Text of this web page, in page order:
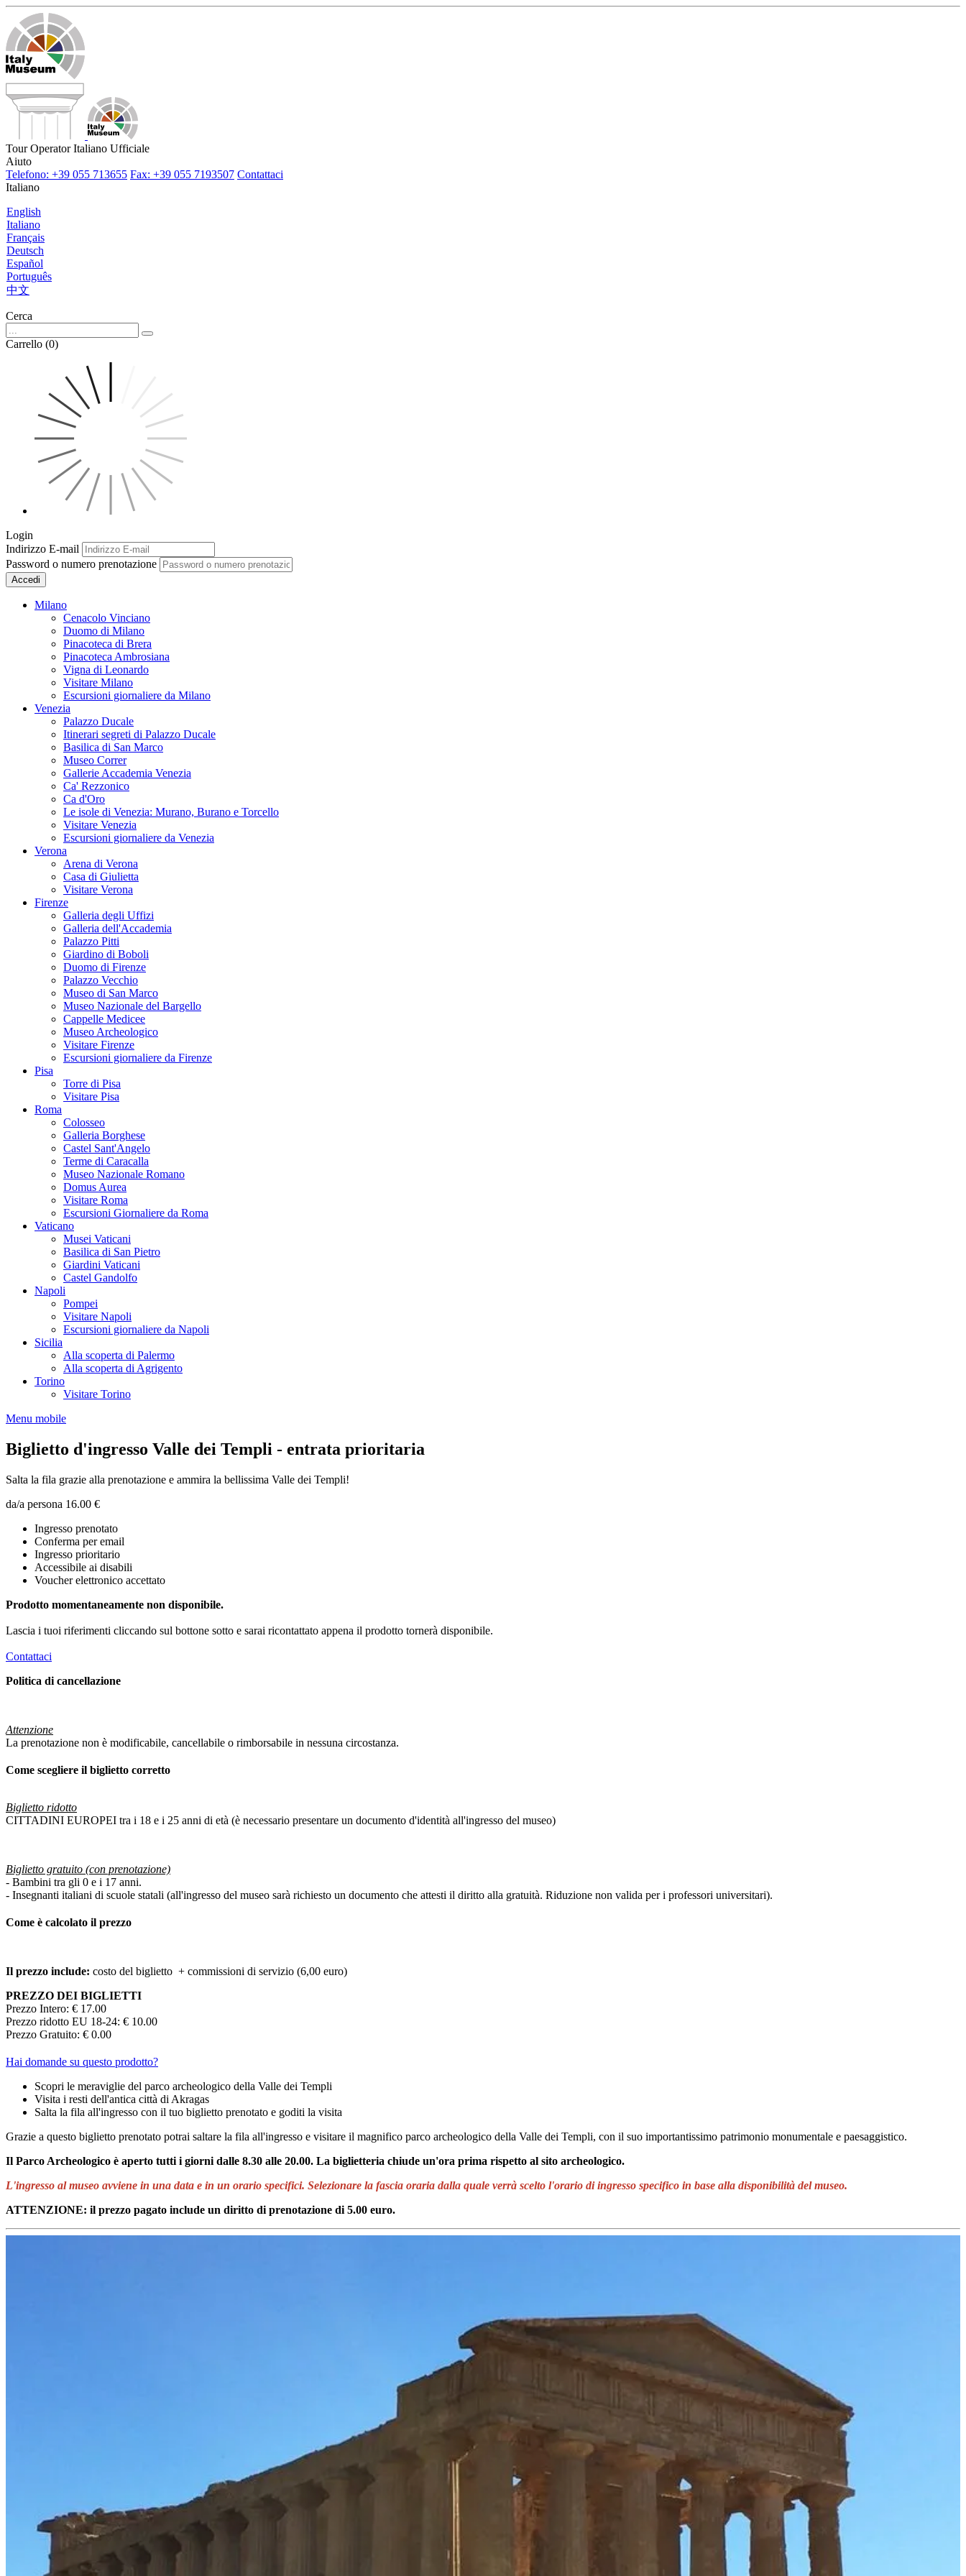
Tour Operator Italiano Ufficiale
Aiuto
Telefono: +39 055 713655 Fax: +39 055 7193507 Contattaci
Italiano
English
Italiano
Français
Deutsch
Español
Português
中文
Cerca
Carrello (0)
Login
Indirizzo E-mail
Password o numero prenotazione
Accedi
Milano
Cenacolo Vinciano
Duomo di Milano
Pinacoteca di Brera
Pinacoteca Ambrosiana
Vigna di Leonardo
Visitare Milano
Escursioni giornaliere da Milano
Venezia
Palazzo Ducale
Itinerari segreti di Palazzo Ducale
Basilica di San Marco
Museo Correr
Gallerie Accademia Venezia
Ca' Rezzonico
Ca d'Oro
Le isole di Venezia: Murano, Burano e Torcello
Visitare Venezia
Escursioni giornaliere da Venezia
Verona
Arena di Verona
Casa di Giulietta
Visitare Verona
Firenze
Galleria degli Uffizi
Galleria dell'Accademia
Palazzo Pitti
Giardino di Boboli
Duomo di Firenze
Palazzo Vecchio
Museo di San Marco
Museo Nazionale del Bargello
Cappelle Medicee
Museo Archeologico
Visitare Firenze
Escursioni giornaliere da Firenze
Pisa
Torre di Pisa
Visitare Pisa
Roma
Colosseo
Galleria Borghese
Castel Sant'Angelo
Terme di Caracalla
Museo Nazionale Romano
Domus Aurea
Visitare Roma
Escursioni Giornaliere da Roma
Vaticano
Musei Vaticani
Basilica di San Pietro
Giardini Vaticani
Castel Gandolfo
Napoli
Pompei
Visitare Napoli
Escursioni giornaliere da Napoli
Sicilia
Alla scoperta di Palermo
Alla scoperta di Agrigento
Torino
Visitare Torino
Menu mobile
Biglietto d'ingresso Valle dei Templi - entrata prioritaria
Salta la fila grazie alla prenotazione e ammira la bellissima Valle dei Templi!
da/a persona 16.00 €
Ingresso prenotato
Conferma per email
Ingresso prioritario
Accessibile ai disabili
Voucher elettronico accettato
Prodotto momentaneamente non disponibile.
Lascia i tuoi riferimenti cliccando sul bottone sotto e sarai ricontattato appena il prodotto tornerà disponibile.
Contattaci
Politica di cancellazione
Attenzione
La prenotazione non è modificabile, cancellabile o rimborsabile in nessuna circostanza.
Come scegliere il biglietto corretto
Biglietto ridotto
CITTADINI EUROPEI tra i 18 e i 25 anni di età (è necessario presentare un documento d'identità all'ingresso del museo)
Biglietto gratuito (con prenotazione)
- Bambini tra gli 0 e i 17 anni.
- Insegnanti italiani di scuole statali (all'ingresso del museo sarà richiesto un documento che attesti il diritto alla gratuità. Riduzione non valida per i professori universitari).
Come è calcolato il prezzo
Il prezzo include: costo del biglietto + commissioni di servizio (6,00 euro)
PREZZO DEI BIGLIETTI
Prezzo Intero: € 17.00
Prezzo ridotto EU 18-24: € 10.00
Prezzo Gratuito: € 0.00
Hai domande su questo prodotto?
Scopri le meraviglie del parco archeologico della Valle dei Templi
Visita i resti dell'antica città di Akragas
Salta la fila all'ingresso con il tuo biglietto prenotato e goditi la visita
Grazie a questo biglietto prenotato potrai saltare la fila all'ingresso e visitare il magnifico parco archeologico della Valle dei Templi, con il suo importantissimo patrimonio monumentale e paesaggistico.
Il Parco Archeologico è aperto tutti i giorni dalle 8.30 alle 20.00. La biglietteria chiude un'ora prima rispetto al sito archeologico.
L'ingresso al museo avviene in una data e in un orario specifici. Selezionare la fascia oraria dalla quale verrà scelto l'orario di ingresso specifico in base alla disponibilità del museo.
ATTENZIONE: il prezzo pagato include un diritto di prenotazione di 5.00 euro.